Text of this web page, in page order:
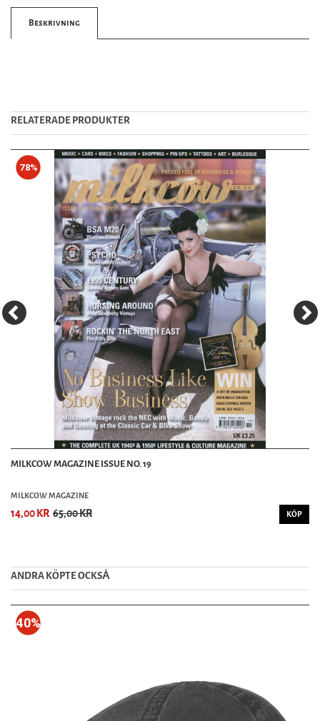
Beskrivning
RELATERADE PRODUKTER
78%
MILKCOW MAGAZINE ISSUE NO. 19
MILKCOW MAGAZINE
14,00 KR 65,00 KR KÖP
ANDRA KÖPTE OCKSȦ
40%